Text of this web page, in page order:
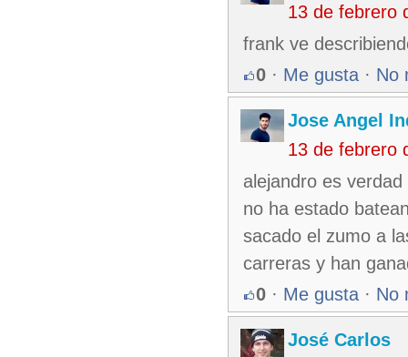
13 de febrero
frank ve
0 · Me gusta · No
Jose Angel
13 de febrero
alejandro es
no ha estado
sacado el zumo a
carreras y han
0 · Me gusta · No
José Carlos